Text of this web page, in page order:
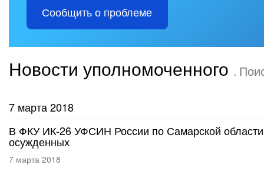
Сообщить о проблеме
Новости уполномоченного .
7 марта 2018
В ФКУ ИК-26 УФСИН России по Самарской
осужденных
7 марта 2018